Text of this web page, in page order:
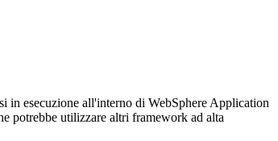
in esecuzione all'interno di WebSphere Application
potrebbe utilizzare altri framework ad alta